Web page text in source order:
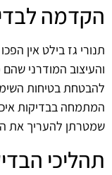
הקדמה
תנורי גז בילט אין
והעיצוב המודרני
להבטחת בטיחות
המתמחה בבדיקות
שמטרתן להעריך את
תהליכי